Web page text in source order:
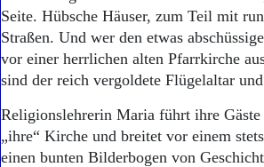
Seite. Hübsche Häuser, zum Teil mit
Straßen. Und wer den etwas
vor einer herrlichen alten Pfarrkirche
sind der reich vergoldete Flügelaltar
Religionslehrerin Maria führt ihre
„ihre“ Kirche und breitet vor einem
einen bunten Bilderbogen von